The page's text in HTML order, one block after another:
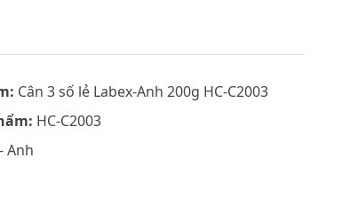
Cân 3 số lẻ Labex-Anh 200g HC-C2003
HC-C2003
Anh